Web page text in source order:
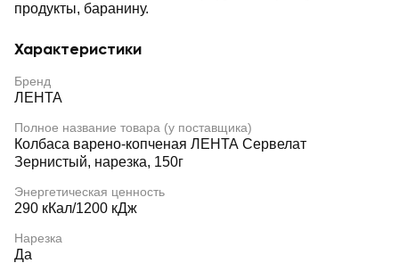
продукты, баранину.
Характеристики
Бренд
ЛЕНТА
Полное название товара (у поставщика)
Колбаса варено-копченая ЛЕНТА Сервелат
Зернистый, нарезка, 150г
Энергетическая ценность
290 кКал/1200 кДж
Нарезка
Да